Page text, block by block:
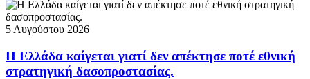
5 Αυγούστου 2026
Η Ελλάδα καίγεται γιατί δεν απέκτησε ποτέ εθνική
στρατηγική δασοπροστασίας.